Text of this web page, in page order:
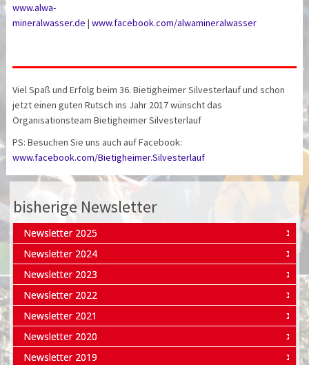
www.alwa-
mineralwasser.de |www.facebook.com/alwamineralwasser
Viel Spaß und Erfolg beim 36. Bietigheimer Silvesterlauf und schon
jetzt einen guten Rutsch ins Jahr 2017 wünscht das
Organisationsteam Bietigheimer Silvesterlauf
PS: Besuchen Sie uns auch auf Facebook:
www.facebook.com/Bietigheimer.Silvesterlauf
bisherige Newsletter
Newsletter 2025
Newsletter 2024
Newsletter 2023
Newsletter 2022
Newsletter 2021
Newsletter 2020
Newsletter 2019